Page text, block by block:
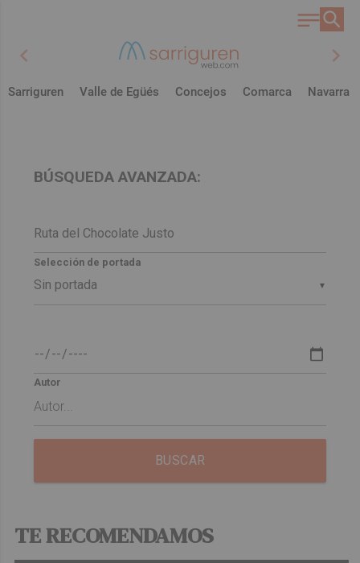
chevron_left chevron_right
Sarriguren Valle de Egüés Concejos Comarca Navarra
BÚSQUEDA AVANZADA:
▼
Selección de portada
Autor
BUSCAR
TE RECOMENDAMOS